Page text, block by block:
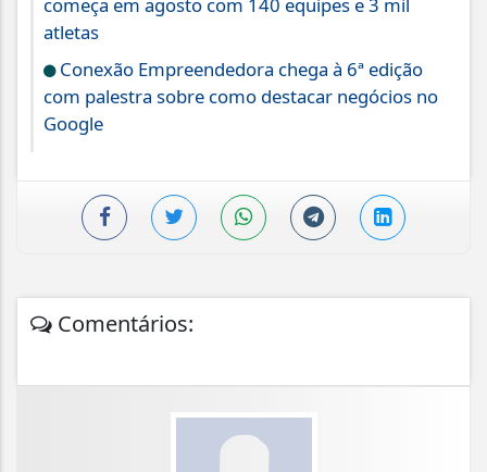
começa em agosto com 140 equipes e 3 mil
atletas
Conexão Empreendedora chega à 6ª edição
com palestra sobre como destacar negócios no
Google
Comentários: